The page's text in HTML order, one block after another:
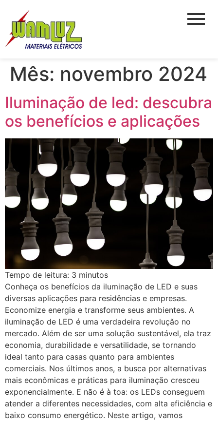
Mês: novembro 2024
Iluminação de led: descubra
os benefícios e aplicações
Tempo de leitura: 3 minutos
Conheça os benefícios da iluminação de LED e suas
diversas aplicações para residências e empresas.
Economize energia e transforme seus ambientes. A
iluminação de LED é uma verdadeira revolução no
mercado. Além de ser uma solução sustentável, ela traz
economia, durabilidade e versatilidade, se tornando
ideal tanto para casas quanto para ambientes
comerciais. Nos últimos anos, a busca por alternativas
mais econômicas e práticas para iluminação cresceu
exponencialmente. E não é à toa: os LEDs conseguem
atender a diferentes necessidades, com alta eficiência e
baixo consumo energético. Neste artigo, vamos